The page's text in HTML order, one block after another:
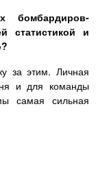
статистикой и
за этим. Личная
и для команды
самая сильная